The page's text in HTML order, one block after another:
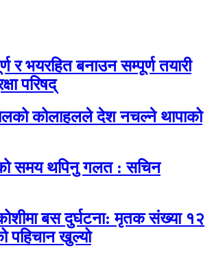
र भयरहित बनाउन सम्पूर्ण तयारी
परिषद्
कोलाहलले देश नचल्ने थापाको
समय थपिनु गलत : सचिन
बस दुर्घटना: मृतक संख्या १२
पहिचान खुल्यो